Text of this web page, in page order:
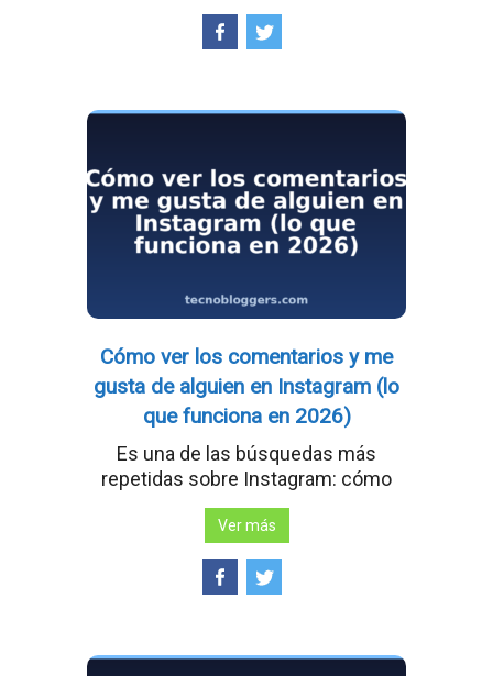
Cómo ver los comentarios y me
gusta de alguien en Instagram (lo
que funciona en 2026)
Es una de las búsquedas más
repetidas sobre Instagram: cómo
Ver más